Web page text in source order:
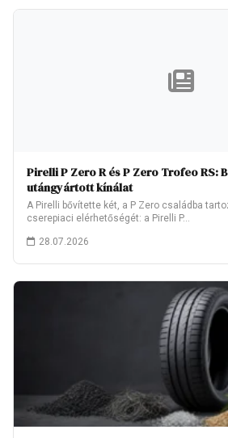
Pirelli P Zero R és P Zero Trofeo RS:
utángyártott kínálat
A Pirelli bővítette két, a P Zero családba
cserepiaci elérhetőségét: a Pirelli P…
28.07.2026